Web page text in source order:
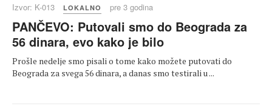
Izvor: K-013 LOKALNO pre 3 godina
PANČEVO: Putovali smo do Beograda za
56 dinara, evo kako je bilo
Prošle nedelje smo pisali o tome kako možete putovati do
Beograda za svega 56 dinara, a danas smo testirali u ...